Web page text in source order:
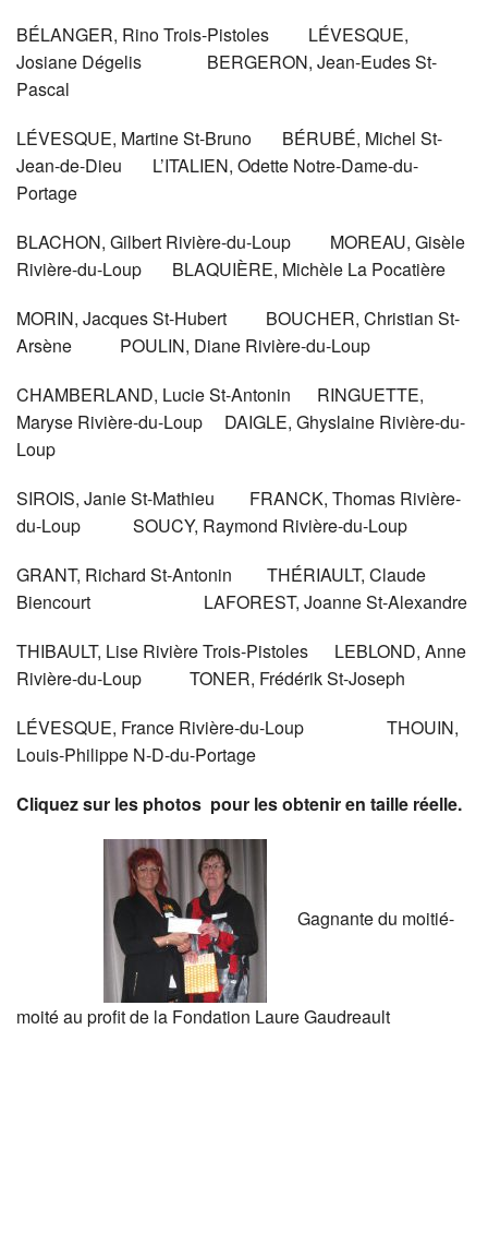
BÉLANGER, Rino Trois-Pistoles LÉVESQUE,
Josiane Dégelis BERGERON, Jean-Eudes St-
Pascal
LÉVESQUE, Martine St-Bruno BÉRUBÉ, Michel St-
Jean-de-Dieu L’ITALIEN, Odette Notre-Dame-du-
Portage
BLACHON, Gilbert Rivière-du-Loup MOREAU, Gisèle
Rivière-du-Loup BLAQUIÈRE, Michèle La Pocatière
MORIN, Jacques St-Hubert BOUCHER, Christian St-
Arsène POULIN, Diane Rivière-du-Loup
CHAMBERLAND, Lucie St-Antonin RINGUETTE,
Maryse Rivière-du-Loup DAIGLE, Ghyslaine Rivière-du-
Loup
SIROIS, Janie St-Mathieu FRANCK, Thomas Rivière-
du-Loup SOUCY, Raymond Rivière-du-Loup
GRANT, Richard St-Antonin THÉRIAULT, Claude
Biencourt LAFOREST, Joanne St-Alexandre
THIBAULT, Lise Rivière Trois-Pistoles LEBLOND, Anne
Rivière-du-Loup TONER, Frédérik St-Joseph
LÉVESQUE, France Rivière-du-Loup THOUIN,
Louis-Philippe N-D-du-Portage
Cliquez sur les photos pour les obtenir en taille réelle.
Gagnante du moitié-
moité au profit de la Fondation Laure Gaudreault